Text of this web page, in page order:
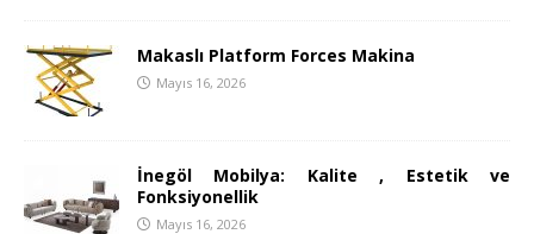
Makaslı Platform Forces Makina
Mayıs 16, 2026
İnegöl Mobilya: Kalite , Estetik ve
Fonksiyonellik
Mayıs 16, 2026